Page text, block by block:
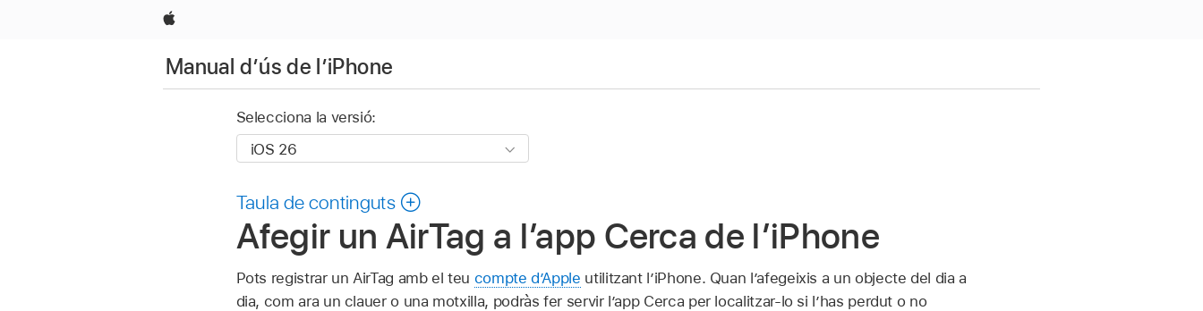
Apple
Manual d’ús de l’iPhone
Selecciona la versió:
Taula de continguts
Afegir un AirTag a l’app Cerca de l’iPhone
Pots registrar un AirTag amb el teu compte d’Apple utilitzant l’iPhone. Quan l’afegeixis a un objecte del dia a
dia, com ara un clauer o una motxilla, podràs fer servir l’app Cerca per localitzar-lo si l’has perdut o no